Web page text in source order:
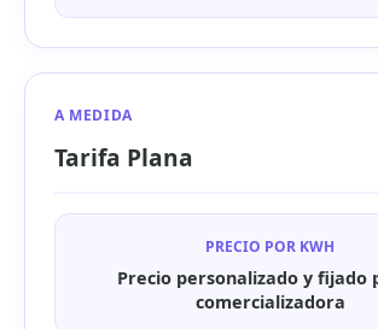
A MEDIDA
Tarifa Plana
PRECIO POR KWH
Precio personalizado y fijado
comercializadora